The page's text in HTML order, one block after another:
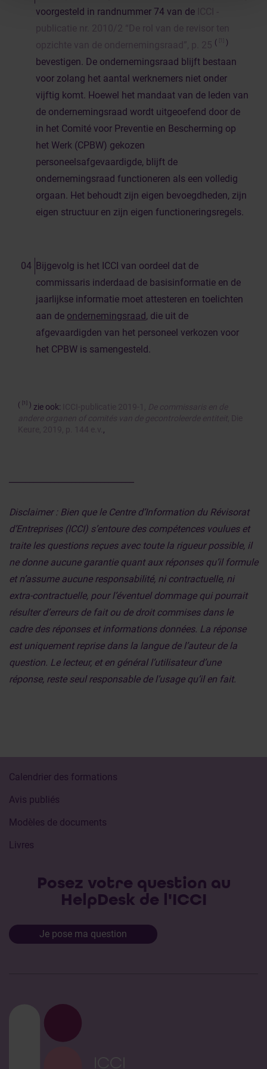
voorgesteld in randnummer 74 van de ICCI -
publicatie nr. 2010/2 “De rol van de revisor ten
opzichte van de ondernemingsraad”, p. 25 ( )
bevestigen. De ondernemingsraad blijft bestaan
voor zolang het aantal werknemers niet onder
vijftig komt. Hoewel het mandaat van de leden van
de ondernemingsraad wordt uitgeoefend door de
in het Comité voor Preventie en Bescherming op
het Werk (CPBW) gekozen
personeelsafgevaardigde, blijft de
ondernemingsraad functioneren als een volledig
orgaan. Het behoudt zijn eigen bevoegdheden, zijn
eigen structuur en zijn eigen functioneringsregels.
Bijgevolg is het ICCI van oordeel dat de
commissaris inderdaad de basisinformatie en de
jaarlijkse informatie moet attesteren en toelichten
aan de ondernemingsraad, die uit de
afgevaardigden van het personeel verkozen voor
het CPBW is samengesteld.
( ) zie ook: ICCI-publicatie 2019-1,
De commissaris en de
andere organen of comités van de gecontroleerde entiteit , Die
Keure, 2019, p. 144 e.v. ,
Disclaimer : Bien que le Centre d’Information du Révisorat
d’Entreprises (ICCI) s’entoure des compétences voulues et
traite les questions reçues avec toute la rigueur possible, il
ne donne aucune garantie quant aux réponses qu’il formule
et n’assume aucune responsabilité, ni contractuelle, ni
extra-contractuelle, pour l’éventuel dommage qui pourrait
résulter d’erreurs de fait ou de droit commises dans le
cadre des réponses et informations données. La réponse
est uniquement reprise dans la langue de l’auteur de la
question. Le lecteur, et en général l’utilisateur d’une
réponse, reste seul responsable de l’usage qu’il en fait.
Calendrier des formations
Avis publiés
Modèles de documents
Livres
Posez votre question au
HelpDesk de l'ICCI
Je pose ma question